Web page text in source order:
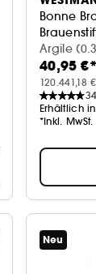
Bonne
Argile
40,95 €*
120.441,18
Erhältlich
*Inkl.
Neu